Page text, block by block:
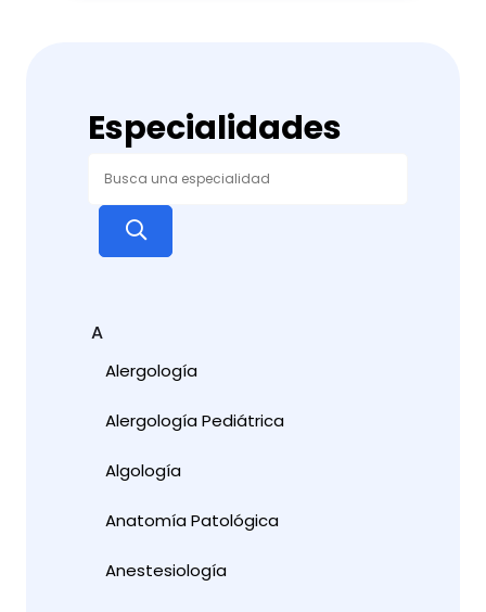
Especialidades
A
Alergología
Alergología Pediátrica
Algología
Anatomía Patológica
Anestesiología